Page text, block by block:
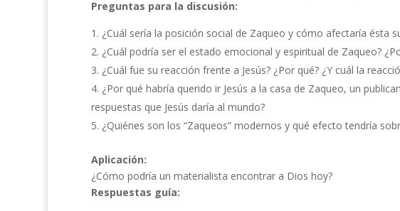
Preguntas para la discusión:
¿Cuál sería la posición social de Zaqueo y cómo afectaría ésta
¿Cuál podría ser el estado emocional y espiritual de Zaqueo?
¿Cuál fue su reacción frente a Jesús? ¿Por qué? ¿Y cuál la
¿Por qué habría querido ir Jesús a la casa de Zaqueo, un
respuestas que Jesús daría al mundo?
¿Quiénes son los “Zaqueos” modernos y qué efecto tendría
Aplicación:
¿Cómo podría un materialista encontrar a Dios hoy?
Respuestas guía: